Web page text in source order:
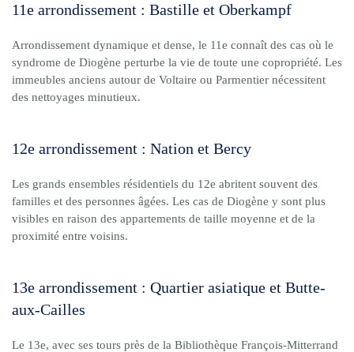
11e arrondissement : Bastille et Oberkampf
Arrondissement dynamique et dense, le 11e connaît des cas où le
syndrome de Diogène perturbe la vie de toute une copropriété. Les
immeubles anciens autour de Voltaire ou Parmentier nécessitent
des nettoyages minutieux.
12e arrondissement : Nation et Bercy
Les grands ensembles résidentiels du 12e abritent souvent des
familles et des personnes âgées. Les cas de Diogène y sont plus
visibles en raison des appartements de taille moyenne et de la
proximité entre voisins.
13e arrondissement : Quartier asiatique et Butte-
aux-Cailles
Le 13e, avec ses tours près de la Bibliothèque François-Mitterrand